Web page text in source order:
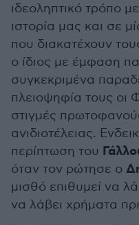
ιδεοληπτικό τρόπο
ιστορία μας και σε
που διακατέχουν
ο ίδιος με έμφαση
συγκεκριμένα
πλειοψηφία τους οι
στιγμές
ανιδιοτέλειας.
περίπτωση του
όταν τον ρώτησε ο
μισθό επιθυμεί να
να λάβει χρήματα